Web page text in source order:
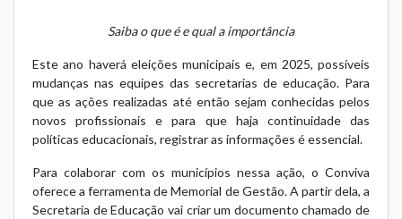
Saiba o que é e qual a importância
Este ano haverá eleições municipais e, em 2025, possíveis
mudanças nas equipes das secretarias de educação. Para
que as ações realizadas até então sejam conhecidas pelos
novos profissionais e para que haja continuidade das
políticas educacionais, registrar as informações é essencial.
Para colaborar com os municípios nessa ação, o Conviva
oferece a ferramenta deMemorial de Gestão. A partir dela, a
Secretaria de Educação vai criar um documento chamado de